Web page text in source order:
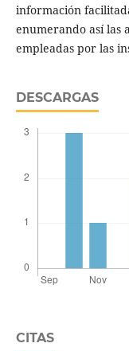
información
enumerando así las
empleadas por las
DESCARGAS
CITAS